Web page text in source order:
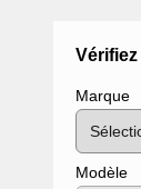
Marque
Modèle